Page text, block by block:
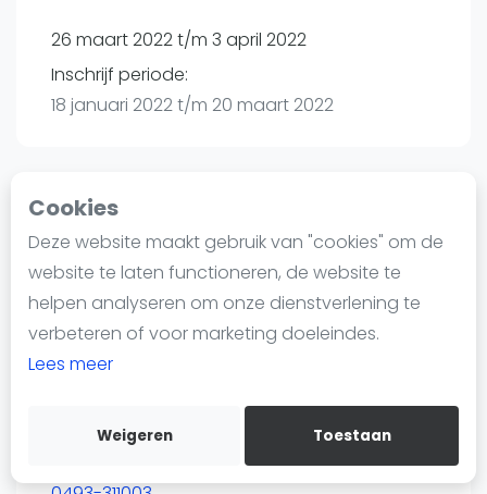
Cookies
Deze website maakt gebruik van "cookies" om de
website te laten functioneren, de website te
helpen analyseren om onze dienstverlening te
verbeteren of voor marketing doeleindes.
Lees meer
Weigeren Toestaan
Blog artikelen
Vragen over padel
Padelgear
Informatie
Over ons
Contact
Adverteren
Insights
WhatsApp
Join WhatsApp Community
26 maart 2022 t/m 3 april 2022
Inschrijf periode:
18 januari 2022 t/m 20 maart 2022
Toernooi
T.C. Op Dreef | Deurne
Vloeieindsedreef 15
5753 SM Deurne
Routebeschrijving
TC Op Dreef
dreefopen@gmail.com